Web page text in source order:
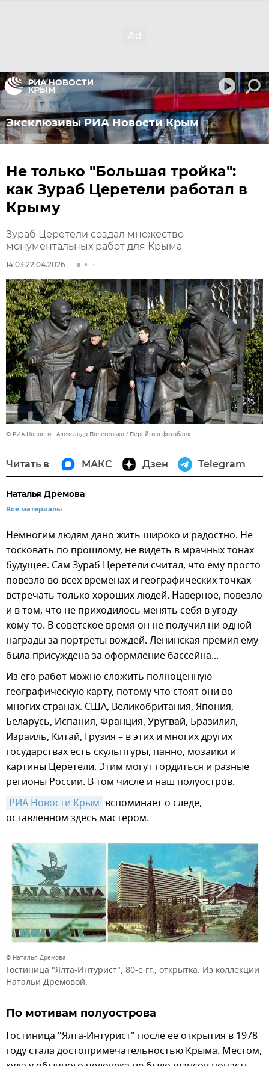
Эксклюзивы РИА Новости Крым
Не только "Большая тройка":
как Зураб Церетели работал в
Крыму
Зураб Церетели создал множество
монументальных работ для Крыма
14:03 22.04.2026
© РИА Новости . Александр Полегенько Перейти в фотобанк
Читать в МАКС Дзен Telegram
Наталья Дремова
Все материалы
Немногим людям дано жить широко и радостно. Не
тосковать по прошлому, не видеть в мрачных тонах
будущее. Сам Зураб Церетели считал, что ему просто
повезло во всех временах и географических точках
встречать только хороших людей. Наверное, повезло
и в том, что не приходилось менять себя в угоду
кому-то. В советское время он не получил ни одной
награды за портреты вождей. Ленинская премия ему
была присуждена за оформление бассейна...
Из его работ можно сложить полноценную
географическую карту, потому что стоят они во
многих странах. США, Великобритания, Япония,
Беларусь, Испания, Франция, Уругвай, Бразилия,
Израиль, Китай, Грузия – в этих и многих других
государствах есть скульптуры, панно, мозаики и
картины Церетели. Этим могут гордиться и разные
регионы России. В том числе и наш полуостров.
РИА Новости Крым вспоминает о следе,
оставленном здесь мастером.
© Наталья Дремова
Гостиница "Ялта-Интурист", 80-е гг., открытка. Из коллекции
Натальи Дремовой.
По мотивам полуострова
Гостиница "Ялта-Интурист" после ее открытия в 1978
году стала достопримечательностью Крыма. Местом,